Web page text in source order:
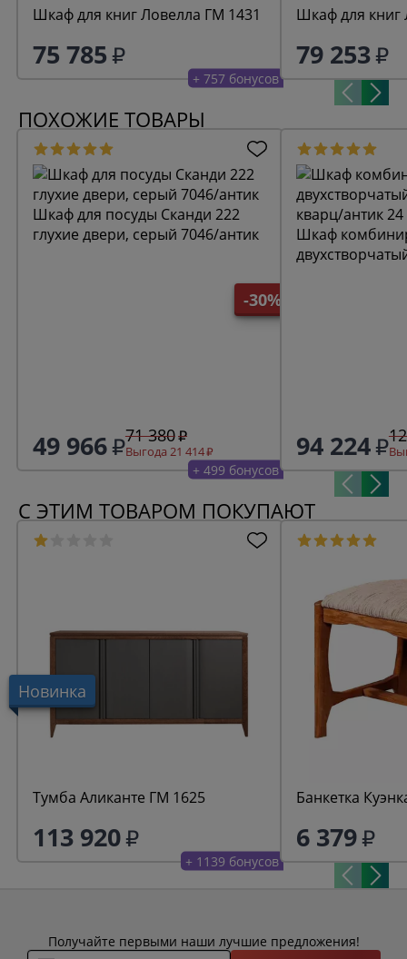
Шкаф для книг Ловелла ГМ 1431
75 785
+ 757 бонусов
Шкаф для книг
79 253
ПОХОЖИЕ ТОВАРЫ
-30%
Шкаф для посуды Сканди 222
глухие двери, серый 7046/антик
49 966 71 380
Выгода 21 414
+ 499 бонусов
Шкаф
94 224
С ЭТИМ ТОВАРОМ ПОКУПАЮТ
Новинка
Тумба Аликанте ГМ 1625
113 920
+ 1139 бонусов
Банкетка
6 379
Получайте первыми наши лучшие предложения!